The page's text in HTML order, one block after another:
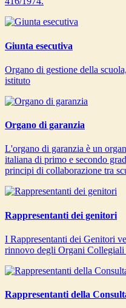
Giunta esecutiva
Organo di gestione della
istituto
Organo di garanzia
L'organo di garanzia è un
italiana di primo e secondo
principi di collaborazione tra
Rappresentanti dei genitori
I Rappresentanti dei Genitori
rinnovo degli Organi Collegiali
Rappresentanti della